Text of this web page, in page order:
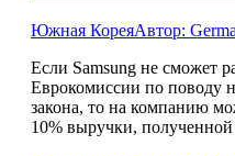
Южная КореяАвтор:
Если Samsung не сможет
Еврокомиссии по поводу
закона, то на компанию
10% выручки,